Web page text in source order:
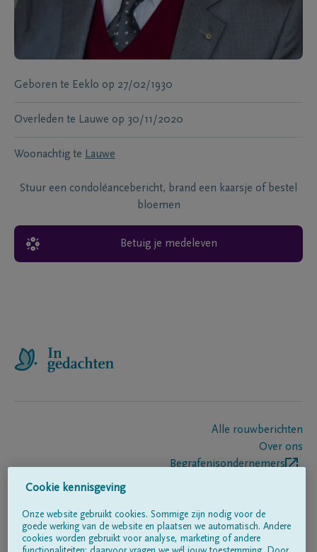
Geboren te Eeklo op 27/02/1930
Overleden te Lauwe op 30/11/2020
Woonachtig te Lauwe
Stuur een condoléancebericht, brand een kaarsje of bestel
bloemen
Betuig je medeleven
Alle rouwberichten
Over ons
Begrafenisondernemers
Volg ons op
Cookie kennisgeving
Onze website gebruikt cookies. Sommige zijn nodig voor de
goede werking van de website en plaatsen we automatisch. Andere
cookies worden gebruikt voor analyse, marketing of andere